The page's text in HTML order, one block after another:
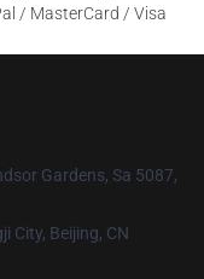
/ MasterCard / Visa
Gardens, Sa 5087,
City, Beijing, CN